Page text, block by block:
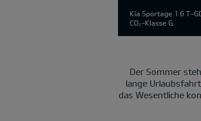
Kia Sportage 1.6 T-
CO₂-Klasse G.
Der Sommer
lange
das Wesentliche